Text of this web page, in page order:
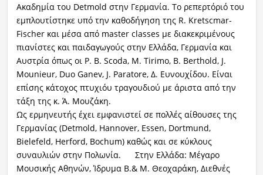
Ακαδημία του Detmold στην Γερμανία. Το ρεπερτόριό του
εμπλουτίστηκε υπό την καθοδήγηση της R. Kretscmar-
Fischer και μέσα από master classes με διακεκριμένους
πιανίστες και παιδαγωγούς στην Ελλάδα, Γερμανία και
Αυστρία όπως οι P. B. Scoda, M. Tirimo, B. Berthold, J.
Mounieur, Duo Ganev, J. Paratore, Δ. Ευνουχίδου. Είναι
επίσης κάτοχος πτυχιόυ τραγουδιού με άριστα από την
τάξη της κ. Ά. Μουζάκη.
Ως ερμηνευτής έχει εμφανιστεί σε πολλές αίθουσες της
Γερμανίας (Detmold, Hannover, Essen, Dortmund,
Bielefeld, Herford, Bochum) καθώς και σε κύκλους
συναυλιών στην Πολωνία. Στην Ελλάδα: Μέγαρο
Μουσικής Αθηνών, Ίδρυμα Β.& Μ. Θεοχαράκη, Διεθνές